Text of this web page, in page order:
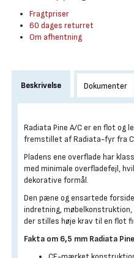
Fragtpriser
60 dages returret
Om afhentning
Beskrivelse Dokumenter
Radiata Pine A/C er en flot og
fremstillet af Radiata-fyr fra
Pladens ene overflade har
med minimale overfladefejl,
dekorative formål.
Den pæne og ensartede
indretning,
der stilles høje krav til en flot
Fakta om 6,5 mm Radiata